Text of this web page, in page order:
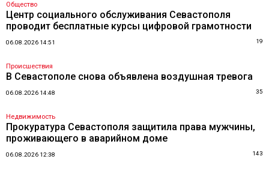
Общество
Центр социального обслуживания Севастополя
проводит бесплатные курсы цифровой грамотности
06.08.2026 14:51 19
Происшествия
В Севастополе снова объявлена воздушная тревога
06.08.2026 14:48 35
Недвижимость
Прокуратура Севастополя защитила права мужчины,
проживающего в аварийном доме
06.08.2026 12:38 143